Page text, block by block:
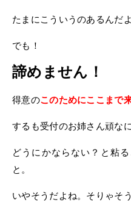
たまにこういうのあるんだ
でも！
諦めません！
得意のこのためにここまで
するも受付のお姉さん頑な
どうにかならない？と粘
と。
いやそうだよね。そりゃそ